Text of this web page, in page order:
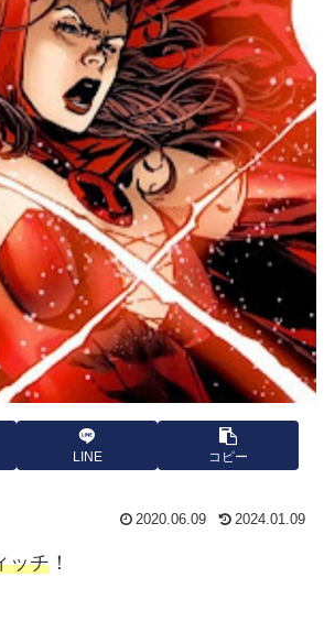
LINE コピー
2020.06.09 2024.01.09
ッチ ！